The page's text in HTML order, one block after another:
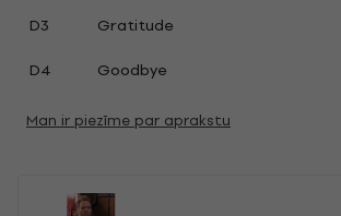
D3
Gratitude
D4
Goodbye
Man ir piezīme par aprakstu